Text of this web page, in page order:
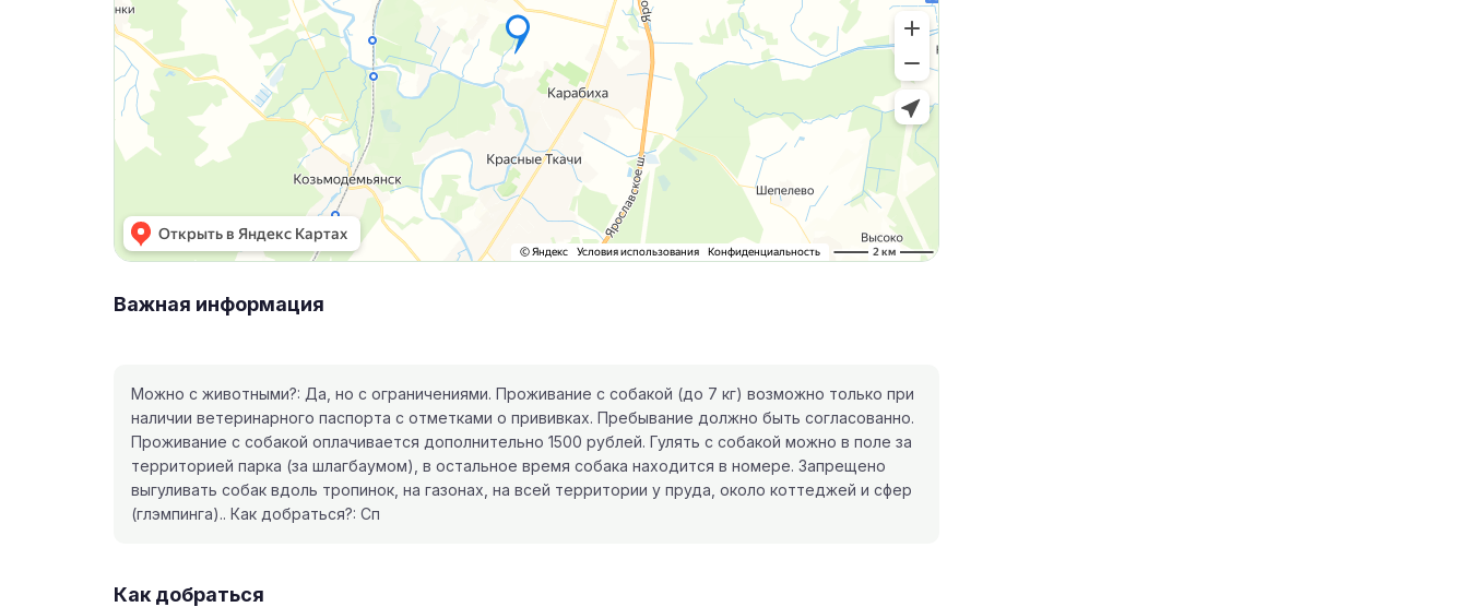
Важная информация
Можно с животными?: Да, но с ограничениями. Проживание с собакой (до 7 кг) возможно только при
наличии ветеринарного паспорта с отметками о прививках. Пребывание должно быть согласованно.
Проживание с собакой оплачивается дополнительно 1500 рублей. Гулять с собакой можно в поле за
территорией парка (за шлагбаумом), в остальное время собака находится в номере. Запрещено
выгуливать собак вдоль тропинок, на газонах, на всей территории у пруда, около коттеджей и сфер
(глэмпинга).. Как добраться?: Сп
Как добраться